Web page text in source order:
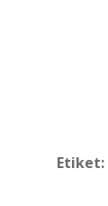
Etiket: